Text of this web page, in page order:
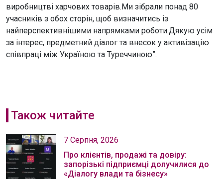
виробництві харчових товарів.Ми зібрали понад 80
учасників з обох сторін, щоб визначитись із
найперспективнішими напрямками роботи.Дякую усім
за інтерес, предметний діалог та внесок у активізацію
співпраці між Україною та Туреччиною”.
Також читайте
7 Серпня, 2026
Про клієнтів, продажі та довіру:
запорізькі підприємці долучилися до
«Діалогу влади та бізнесу»